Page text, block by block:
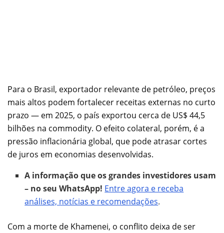
Para o Brasil, exportador relevante de petróleo, preços
mais altos podem fortalecer receitas externas no curto
prazo — em 2025, o país exportou cerca de US$ 44,5
bilhões na commodity. O efeito colateral, porém, é a
pressão inflacionária global, que pode atrasar cortes
de juros em economias desenvolvidas.
A informação que os grandes investidores usam
– no seu WhatsApp! Entre agora e receba
análises, notícias e recomendações.
Com a morte de Khamenei, o conflito deixa de ser